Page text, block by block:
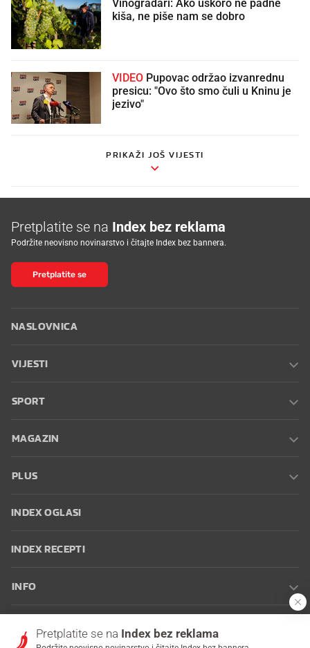
Vinogradari: Ako uskoro ne padne
kiša, ne piše nam se dobro
VIDEO
presicu: "Ovo što smo čuli u Kninu je
jezivo"
PRIKAŽI JOŠ VIJESTI
Pretplatite se na Index bez reklama
Podržite neovisno novinarstvo i čitajte Index bez bannera.
Pretplatite se
NASLOVNICA
VIJESTI
SPORT
MAGAZIN
PLUS
INDEX OGLASI
INDEX RECEPTI
INFO
korištenja
Postavke kolačića
Pretplatite se na Index bez reklama